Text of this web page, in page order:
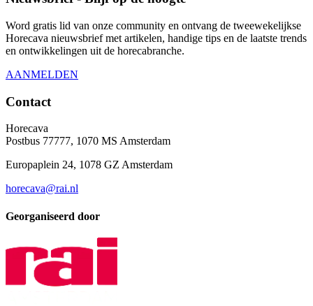
Word gratis lid van onze community en ontvang de tweewekelijkse
Horecava nieuwsbrief met artikelen, handige tips en de laatste trends
en ontwikkelingen uit de horecabranche.
AANMELDEN
Contact
Horecava
Postbus 77777, 1070 MS Amsterdam
Europaplein 24, 1078 GZ Amsterdam
horecava@rai.nl
Georganiseerd door